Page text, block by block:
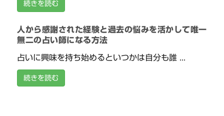
続きを読む
人から感謝された経験と過去の悩みを活かして唯一
無二の占い師になる方法
占いに興味を持ち始めるといつかは自分も誰 ...
続きを読む